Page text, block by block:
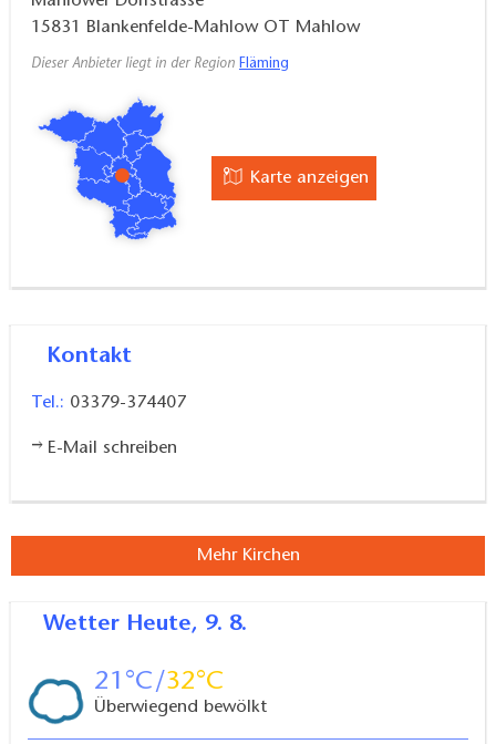
gesperrt werden musste. 2004 erfolgte die
umfassende Sanierung.
15831
Blankenfelde-Mahlow OT Mahlow
Dieser Anbieter liegt in der Region Fläming
Karte anzeigen
Kontakt
Tel.: 03379-374407
E-Mail schreiben
Mehr Kirchen
Wetter Heute, 9. 8.
21 32
Überwiegend bewölkt